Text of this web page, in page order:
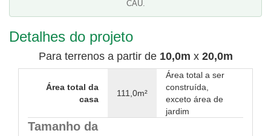
CAU.
Detalhes do projeto
Para terrenos a partir de 10,0m x 20,0m
Área total da
casa
111,0m²
Área total a ser
construída,
exceto área de
jardim
Tamanho da